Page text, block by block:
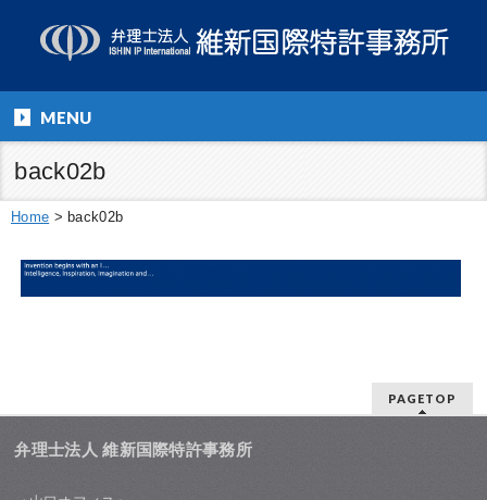
MENU
back02b
Home > back02b
PAGETOP
弁理士法人 維新国際特許事務所